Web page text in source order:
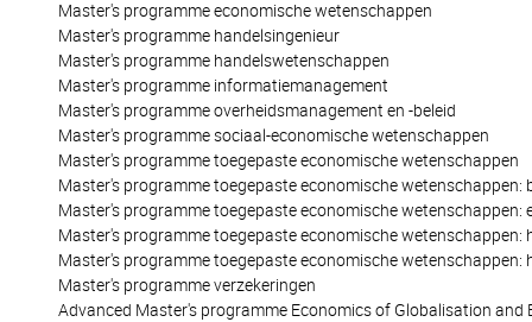
Master's programme economische wetenschappen
Master's programme handelsingenieur
Master's programme handelswetenschappen
Master's programme informatiemanagement
Master's programme overheidsmanagement en -beleid
Master's programme sociaal-economische wetenschappen
Master's programme toegepaste economische wetenschappen
Master's programme toegepaste economische wetenschappen:
Master's programme toegepaste economische wetenschappen:
Master's programme toegepaste economische wetenschappen:
Master's programme toegepaste economische
Master's programme verzekeringen
Advanced Master's programme Economics of Globalisation and